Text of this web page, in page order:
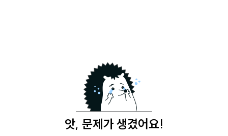
앗, 문제가 생겼어요!